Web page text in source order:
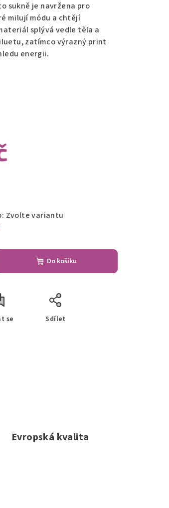
sukně je navržena pro
milují módu a chtějí
splývá vedle těla a
zatímco výrazný print
energii.
Zvolte variantu
Do košíku
se Sdílet
Evropská kvalita